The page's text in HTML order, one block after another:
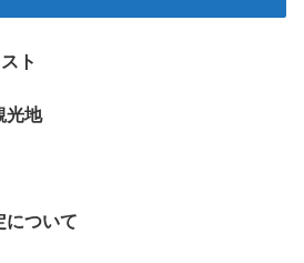
ト
光地
について